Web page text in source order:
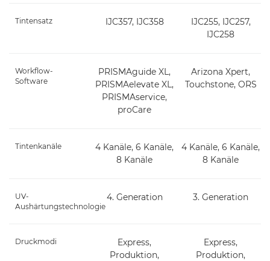
Tintensatz IJC357, IJC358
IJC255, IJC257,
IJC258
Workflow-
Software
PRISMAguide XL,
PRISMAelevate XL,
PRISMAservice,
proCare
Arizona Xpert,
Touchstone, ORS
Tintenkanäle
4 Kanäle, 6 Kanäle,
8 Kanäle
4 Kanäle, 6 Kanäle,
8 Kanäle
UV-
Aushärtungstechnologie
4. Generation 3. Generation
Druckmodi
Express,
Produktion,
Express,
Produktion,